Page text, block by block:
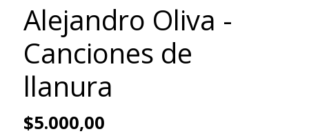
Alejandro Oliva -
Canciones de
llanura
$5.000,00